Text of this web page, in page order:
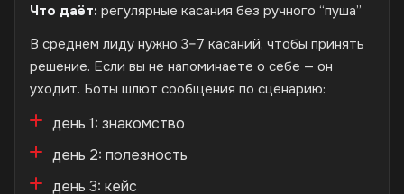
Что даёт: регулярные касания без ручного “пуша”
В среднем лиду нужно 3–7 касаний, чтобы принять
решение. Если вы не напоминаете о себе — он
уходит. Боты шлют сообщения по сценарию:
день 1: знакомство
день 2: полезность
день 3: кейс